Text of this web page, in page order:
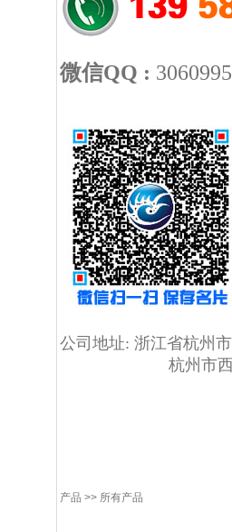
微信QQ :
公司地址: 浙江省杭州
杭州市
产品 >> 所有产品